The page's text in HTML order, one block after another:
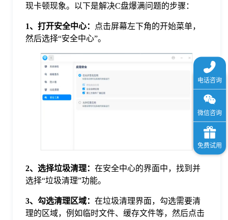
现卡顿现象。以下是解决C盘爆满问题的步骤：
1、打开安全中心：
点击屏幕左下角的开始菜单，
然后选择“安全中心”。
2、选择垃圾清理： 在安全中心的界面中，找到并
选择“垃圾清理”功能。
3、勾选清理区域： 在垃圾清理界面，勾选需要清
理的区域，例如临时文件、缓存文件等，然后点击